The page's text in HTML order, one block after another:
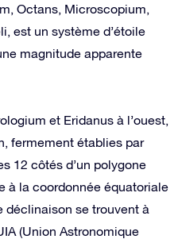
Octans, Microscopium,
est un système d’étoile
magnitude apparente
et Eridanus à l’ouest,
fermement établies par
12 côtés d’un polygone
à la coordonnée équatoriale
déclinaison se trouvent à
(Union Astronomique